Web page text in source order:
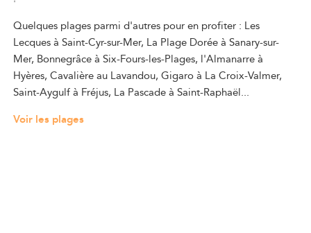
Quelques plages parmi d'autres pour en profiter : Les
Lecques à Saint-Cyr-sur-Mer, La Plage Dorée à Sanary-sur-
Mer, Bonnegrâce à Six-Fours-les-Plages, l'Almanarre à
Hyères, Cavalière au Lavandou, Gigaro à La Croix-Valmer,
Saint-Aygulf à Fréjus, La Pascade à Saint-Raphaël...
Voir les plages